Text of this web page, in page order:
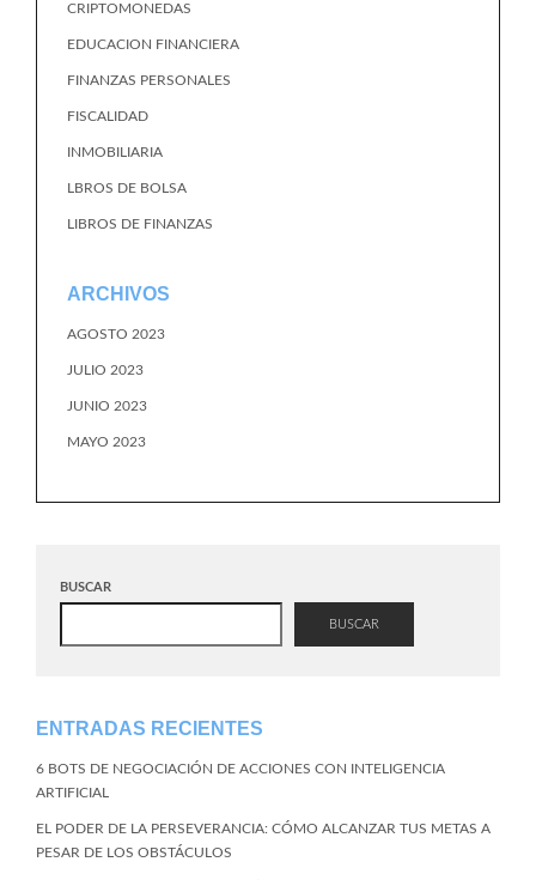
CRIPTOMONEDAS
EDUCACION FINANCIERA
FINANZAS PERSONALES
FISCALIDAD
INMOBILIARIA
LBROS DE BOLSA
LIBROS DE FINANZAS
ARCHIVOS
AGOSTO 2023
JULIO 2023
JUNIO 2023
MAYO 2023
BUSCAR
BUSCAR
ENTRADAS RECIENTES
6 BOTS DE NEGOCIACIÓN DE ACCIONES CON INTELIGENCIA
ARTIFICIAL
EL PODER DE LA PERSEVERANCIA: CÓMO ALCANZAR TUS METAS A
PESAR DE LOS OBSTÁCULOS